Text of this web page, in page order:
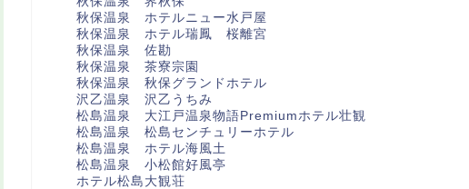
秋保温泉 ホテルニュー水戸屋
秋保温泉 ホテル瑞鳳 桜離宮
秋保温泉 佐勘
秋保温泉 茶寮宗園
秋保温泉 秋保グランドホテル
沢乙温泉 沢乙うちみ
松島温泉 大江戸温泉物語Premiumホテル壮観
松島温泉 松島センチュリーホテル
松島温泉 ホテル海風土
松島温泉 小松館好風亭
ホテル松島大観荘